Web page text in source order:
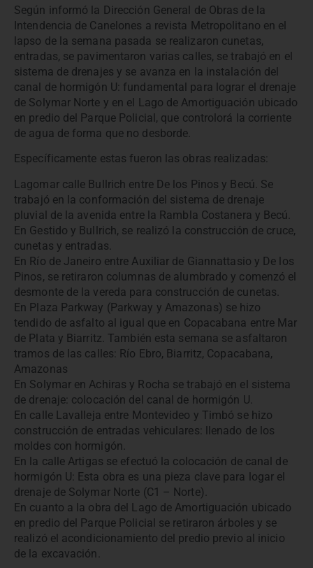
Según informó la Dirección General de Obras de la
Intendencia de Canelones a revista Metropolitano en el
lapso de la semana pasada se realizaron cunetas,
entradas, se pavimentaron varias calles, se trabajó en el
sistema de drenajes y se avanza en la instalación del
canal de hormigón U: fundamental para lograr el drenaje
de Solymar Norte y en el Lago de Amortiguación ubicado
en predio del Parque Policial, que controlorá la corriente
de agua de forma que no desborde.
Específicamente estas fueron las obras realizadas:
Lagomar calle Bullrich entre De los Pinos y Becú. Se
trabajó en la conformación del sistema de drenaje
pluvial de la avenida entre la Rambla Costanera y Becú.
En Gestido y Bullrich, se realizó la construcción de cruce,
cunetas y entradas.
En Río de Janeiro entre Auxiliar de Giannattasio y De los
Pinos, se retiraron columnas de alumbrado y comenzó el
desmonte de la vereda para construcción de cunetas.
En Plaza Parkway (Parkway y Amazonas) se hizo
tendido de asfalto al igual que en Copacabana entre Mar
de Plata y Biarritz. También esta semana se asfaltaron
tramos de las calles: Río Ebro, Biarritz, Copacabana,
Amazonas
En Solymar en Achiras y Rocha se trabajó en el sistema
de drenaje: colocación del canal de hormigón U.
En calle Lavalleja entre Montevideo y Timbó se hizo
construcción de entradas vehiculares: llenado de los
moldes con hormigón.
En la calle Artigas se efectuó la colocación de canal de
hormigón U: Esta obra es una pieza clave para logar el
drenaje de Solymar Norte (C1 – Norte).
En cuanto a la obra del Lago de Amortiguación ubicado
en predio del Parque Policial se retiraron árboles y se
realizó el acondicionamiento del predio previo al inicio
de la excavación.